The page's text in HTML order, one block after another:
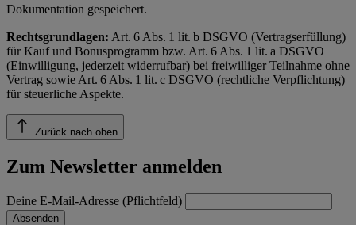
Dokumentation gespeichert.
Rechtsgrundlagen: Art. 6 Abs. 1 lit. b DSGVO (Vertragserfüllung)
für Kauf und Bonusprogramm bzw. Art. 6 Abs. 1 lit. a DSGVO
(Einwilligung, jederzeit widerrufbar) bei freiwilliger Teilnahme ohne
Vertrag sowie Art. 6 Abs. 1 lit. c DSGVO (rechtliche Verpflichtung)
für steuerliche Aspekte.
Zurück nach oben
Zum Newsletter anmelden
Deine E-Mail-Adresse (Pflichtfeld)
Absenden